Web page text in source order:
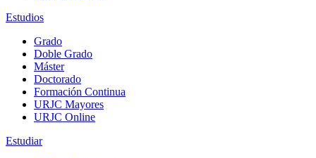
Estudios
Grado
Doble Grado
Máster
Doctorado
Formación Continua
URJC Mayores
URJC Online
Estudiar